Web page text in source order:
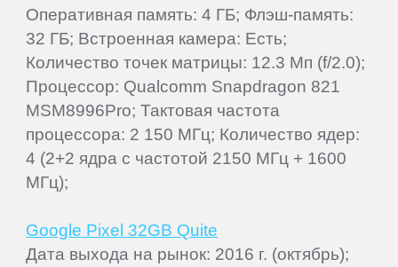
Оперативная память: 4 ГБ; Флэш-память:
32 ГБ; Встроенная камера: Есть;
Количество точек матрицы: 12.3 Мп (f/2.0);
Процессор: Qualcomm Snapdragon 821
MSM8996Pro; Тактовая частота
процессора: 2 150 МГц; Количество ядер:
4 (2+2 ядра с частотой 2150 МГц + 1600
МГц);
Google Pixel 32GB Quite
Дата выхода на рынок: 2016 г. (октябрь);